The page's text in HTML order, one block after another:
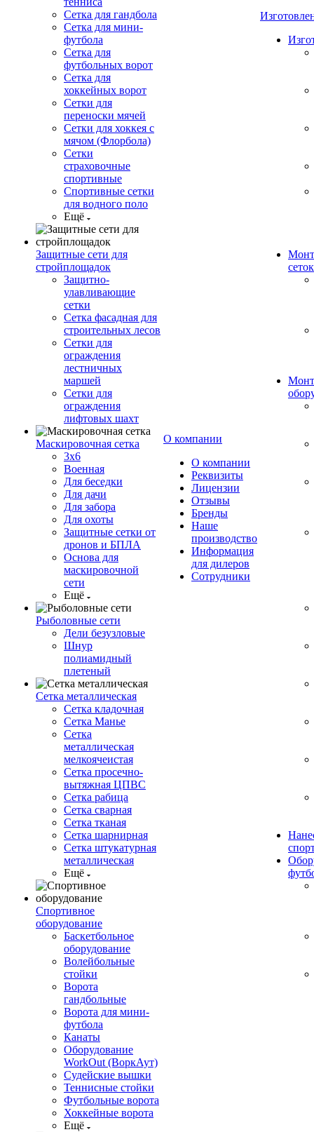
Сетка для гандбола
Сетка для мини-
футбола
Сетка для
футбольных ворот
Сетка для
хоккейных ворот
Сетки для
переноски мячей
Сетки для хоккея с
мячом (Флорбола)
Сетки
страховочные
спортивные
Спортивные сетки
для водного поло
Ещё
Защитные сети для
стройплощадок
Защитно-
улавливающие
сетки
Сетка фасадная для
строительных лесов
Сетки для
ограждения
лестничных
маршей
Сетки для
ограждения
лифтовых шахт
Маскировочная сетка
3х6
Военная
Для беседки
Для дачи
Для забора
Для охоты
Защитные сетки от
дронов и БПЛА
Основа для
маскировочной
сети
Ещё
Рыболовные сети
Дели безузловые
Шнур
полиамидный
плетеный
Сетка металлическая
Сетка кладочная
Сетка Манье
Сетка
металлическая
мелкоячеистая
Сетка просечно-
вытяжная ЦПВС
Сетка рабица
Сетка сварная
Сетка тканая
Сетка шарнирная
Сетка штукатурная
металлическая
Ещё
Спортивное
оборудование
Баскетбольное
оборудование
Волейбольные
стойки
Ворота
гандбольные
Ворота для мини-
футбола
Канаты
Оборудование
WorkOut (ВоркАут)
Судейские вышки
Теннисные стойки
Футбольные ворота
Хоккейные ворота
Ещё
О компании
О компании
Реквизиты
Лицензии
Отзывы
Бренды
Наше
производство
Информация
для дилеров
Сотрудники
сеток